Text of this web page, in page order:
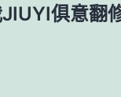
俱意翻